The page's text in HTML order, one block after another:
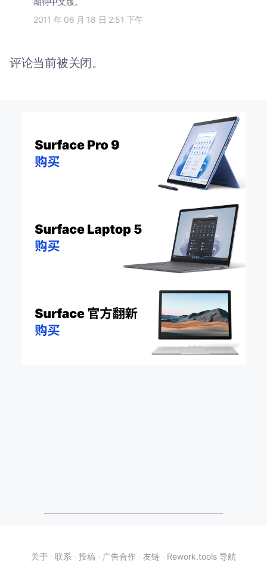
2011 年 06 月 18 日 2:51 下午
评论当前被关闭。
关于 · 联系 · 投稿 · 广告合作 · 友链 · Rework.tools 导航